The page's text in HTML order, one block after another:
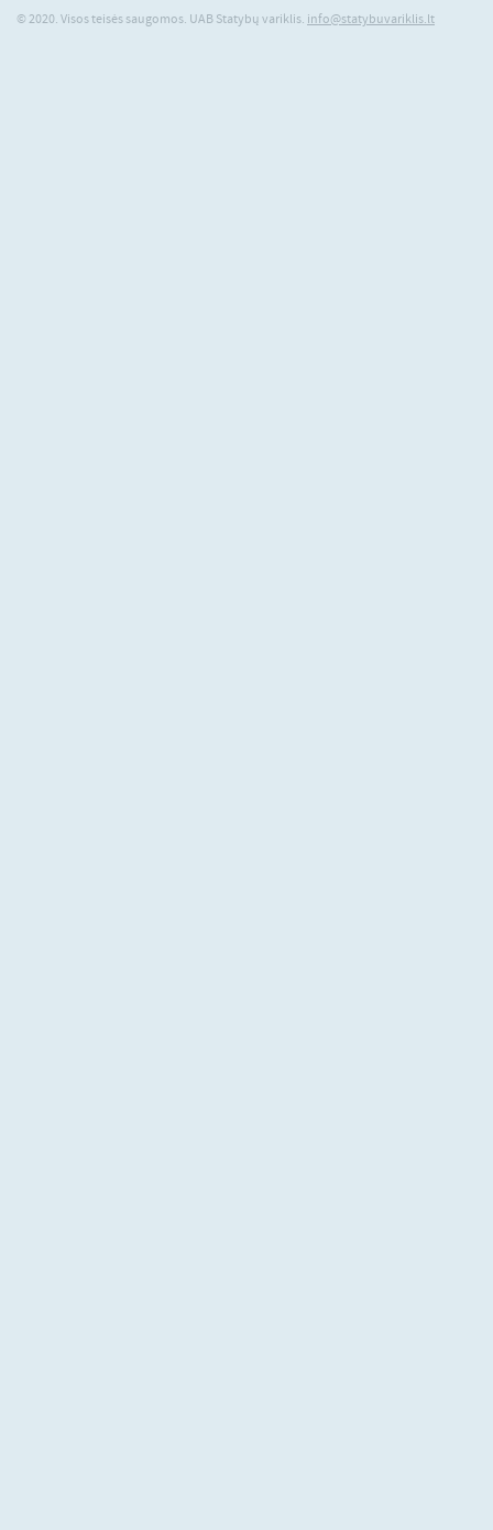
© 2020. Visos teisės saugomos. UAB Statybų variklis. info@statybuvariklis.lt